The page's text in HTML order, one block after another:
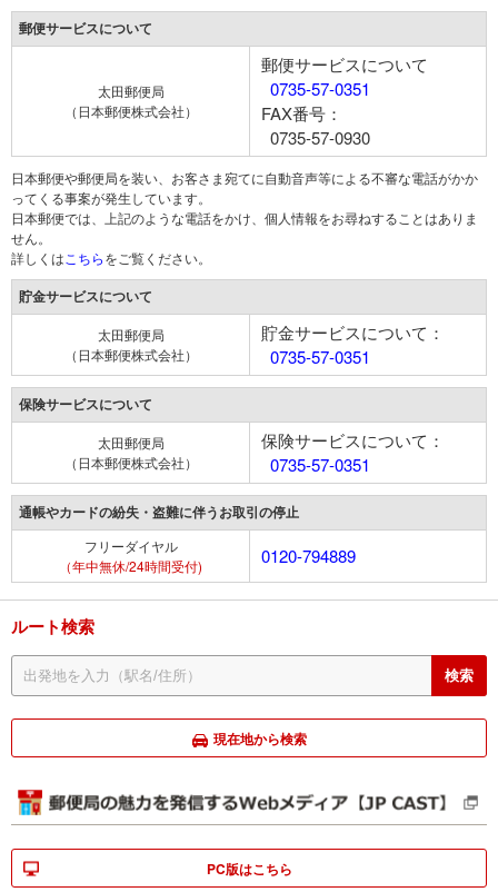
郵便サービスについて
太田郵便局
（日本郵便株式会社）
郵便サービスについて
0735-57-0351
FAX番号：
0735-57-0930
日本郵便や郵便局を装い、お客さま宛てに自動音声等による不審な電話がかか
ってくる事案が発生しています。
日本郵便では、上記のような電話をかけ、個人情報をお尋ねすることはありま
せん。
詳しくは こちらをご覧ください。
貯金サービスについて
太田郵便局
（日本郵便株式会社）
貯金サービスについて：
0735-57-0351
保険サービスについて
太田郵便局
（日本郵便株式会社）
保険サービスについて：
0735-57-0351
通帳やカードの紛失・盗難に伴うお取引の停止
フリーダイヤル
（年中無休/24時間受付)
0120-794889
ルート検索
現在地から検索
PC版はこちら